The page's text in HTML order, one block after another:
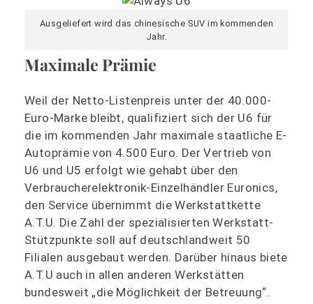
Ausgeliefert wird das chinesische SUV im kommenden
Jahr.
Maximale Prämie
Weil der Netto-Listenpreis unter der 40.000-
Euro-Marke bleibt, qualifiziert sich der U6 für
die im kommenden Jahr maximale staatliche E-
Autoprämie von 4.500 Euro. Der Vertrieb von
U6 und U5 erfolgt wie gehabt über den
Verbraucherelektronik-Einzelhändler Euronics,
den Service übernimmt die Werkstattkette
A.T.U. Die Zahl der spezialisierten Werkstatt-
Stützpunkte soll auf deutschlandweit 50
Filialen ausgebaut werden. Darüber hinaus biete
A.T.U auch in allen anderen Werkstätten
bundesweit „die Möglichkeit der Betreuung“.